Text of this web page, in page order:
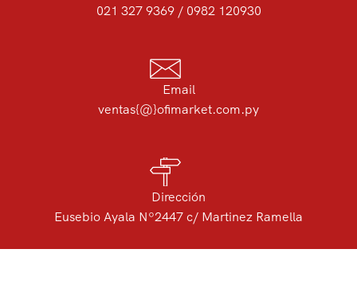
021 327 9369 / 0982 120930
Email
ventas{@}ofimarket.com.py
Dirección
Eusebio Ayala Nº2447 c/ Martinez Ramella